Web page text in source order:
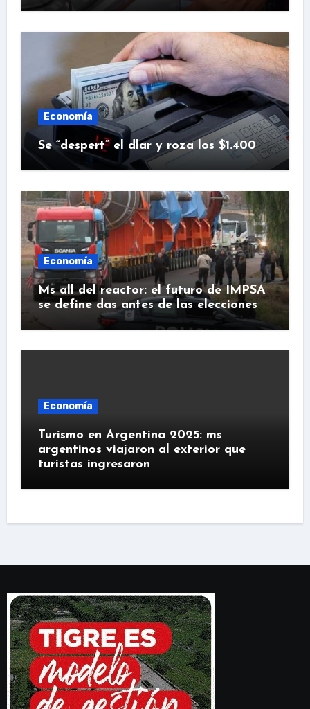
Economía
Se “despert” el dlar y roza los $1.400
Economía
Ms all del reactor: el futuro de IMPSA
se define das antes de las elecciones
Economía
Turismo en Argentina 2025: ms
argentinos viajaron al exterior que
turistas ingresaron